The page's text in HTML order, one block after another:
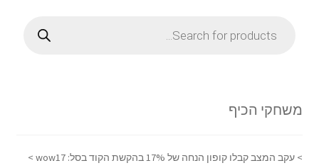
search
משחקי הכיף
> עקב המצב קבלו קופון הנחה של 17% בהקשת הקוד בסל: wow17 >